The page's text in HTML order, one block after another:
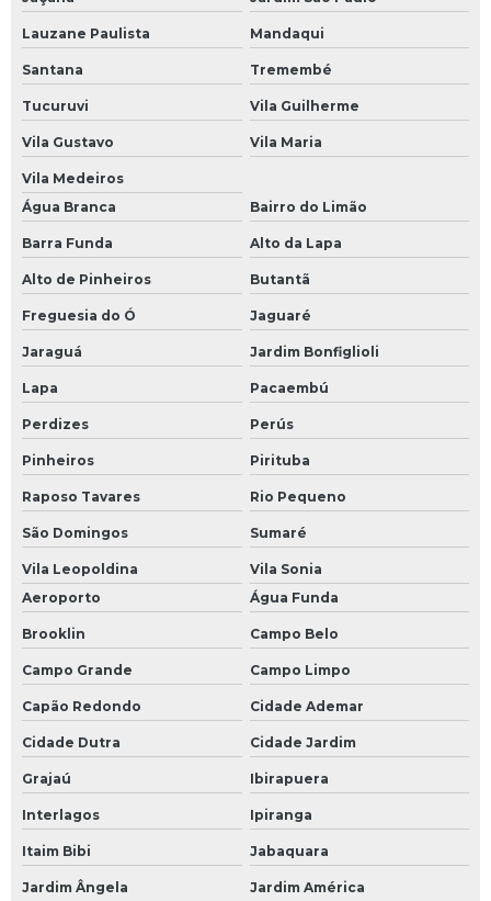
Lauzane Paulista Mandaqui
Santana Tremembé
Tucuruvi Vila Guilherme
Vila Gustavo Vila Maria
Vila Medeiros
Água Branca
Bairro do Limão
Barra Funda Alto da Lapa
Alto de Pinheiros Butantã
Freguesia do Ó Jaguaré
Jaraguá Jardim Bonfiglioli
Lapa Pacaembú
Perdizes Perús
Pinheiros Pirituba
Raposo Tavares Rio Pequeno
São Domingos Sumaré
Vila Leopoldina
Vila Sonia
Aeroporto
Água Funda
Brooklin Campo Belo
Campo Grande Campo Limpo
Capão Redondo Cidade Ademar
Cidade Dutra Cidade Jardim
Grajaú Ibirapuera
Interlagos Ipiranga
Itaim Bibi Jabaquara
Jardim Ângela Jardim América